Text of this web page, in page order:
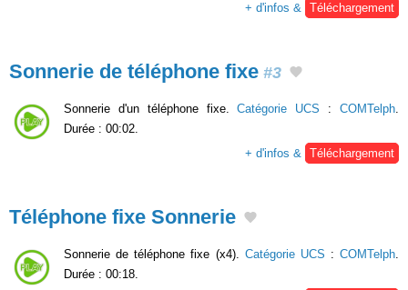
+ d'infos & Téléchargement
Sonnerie de téléphone fixe #3
Sonnerie d'un téléphone fixe.Catégorie UCS :COMTelph
Durée : 00:02.
+ d'infos &
Téléchargement
Téléphone fixe Sonnerie
Sonnerie de téléphone fixe (x4). Catégorie UCS : COMTelph
Durée : 00:18.